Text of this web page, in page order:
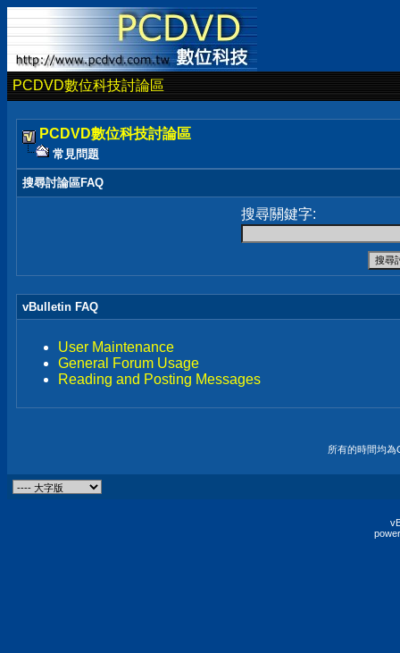
PCDVD數位科技討論區
PCDVD數位科技討論區
常見問題
搜尋討論區FAQ
搜尋關鍵字:
vBulletin FAQ
User Maintenance
General Forum Usage
Reading and Posting Messages
所有的時間均為